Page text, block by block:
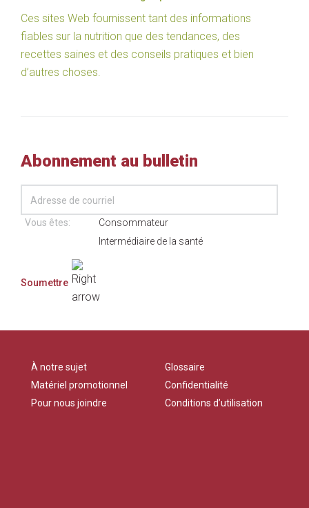
Ces sites Web fournissent tant des informations
fiables sur la nutrition que des tendances, des
recettes saines et des conseils pratiques et bien
d’autres choses.
Abonnement au bulletin
Vous êtes:
Consommateur
Intermédiaire de la santé
À notre sujet
Matériel promotionnel
Pour nous joindre
Glossaire
Confidentialité
Conditions d’utilisation